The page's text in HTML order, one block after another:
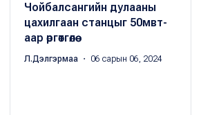
Чойбалсангийн дулааны
цахилгаан станцыг 50мвт-
аар өргөтгөлөө
Л.Дэлгэрмаа ・ 06 сарын 06, 2024